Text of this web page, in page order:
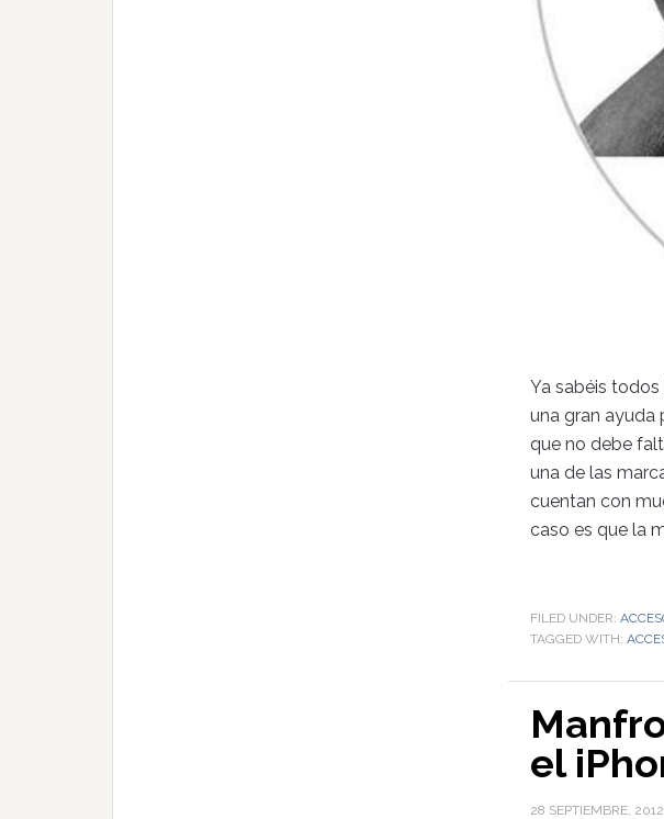
Ya sabéis
una gran ayuda
que no debe
una de las
cuentan con
caso es que la
FILED UNDER:
TAGGED WITH:
el
28 SEPTIEMBRE, 2012